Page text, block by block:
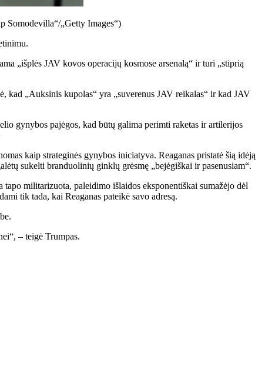
Somodevilla“/„Getty Images“)
„išplės JAV kovos operacijų kosmose arsenalą“ ir turi „stiprią
kad „Auksinis kupolas“ yra „suverenus JAV reikalas“ ir kad JAV
gynybos pajėgos, kad būtų galima perimti raketas ir artilerijos
kaip strateginės gynybos iniciatyva. Reaganas pristatė šią idėją
sukelti branduolinių ginklų grėsmę „bejėgiškai ir pasenusiam“.
militarizuota, paleidimo išlaidos eksponentiškai sumažėjo dėl
tik tada, kai Reaganas pateikė savo adresą.
– teigė Trumpas.